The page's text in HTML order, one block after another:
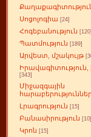
Սոցոլոգիա [24]
Հոգեբանություն [120]
Պատմություն [189]
Արվեստ, մշակույթ
Իրավագիտություն,
[343]
Միջազգային
հարաբերություններ
Լրագրություն [15]
Բանասիրություն [10]
Կրոն [15]